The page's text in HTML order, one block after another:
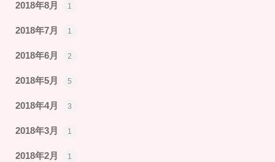
2018年8月 1
2018年7月 1
2018年6月 2
2018年5月 5
2018年4月 3
2018年3月 1
2018年2月 1